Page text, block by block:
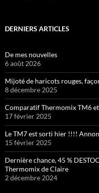
DERNIERS ARTICLES
De mes nouvelles
6 août 2026
Mijoté de haricots rouges,
8 décembre 2025
Comparatif Thermomix TM6
17 février 2025
Le TM7 est sorti hier !!!!
15 février 2025
Dernière chance, 45 %
Thermomix de Claire
2 décembre 2024